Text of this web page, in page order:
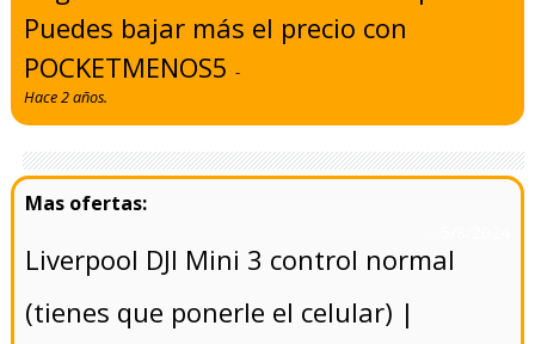
Puedes bajar más el precio con
POCKETMENOS5-
Hace 2 años.
Liverpool DJI Mini 3 control normal
(tienes que ponerle el celular) |